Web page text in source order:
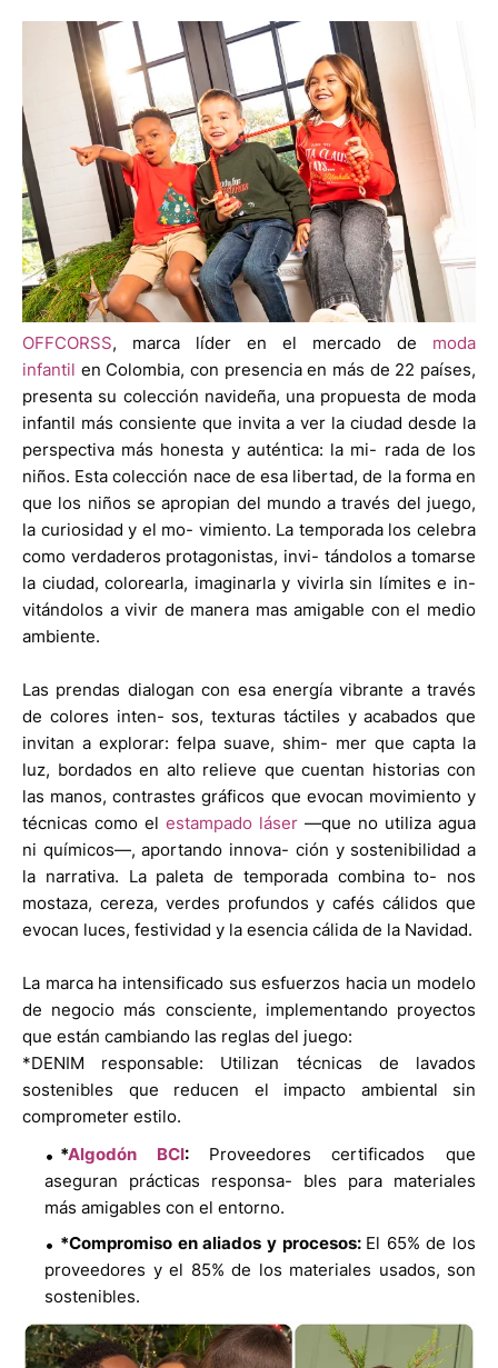
OFFCORSS, marca líder en el mercado de moda
infantil en Colombia, con presencia en más de 22 países,
presenta su colección navideña, una propuesta de moda
infantil más consiente que invita a ver la ciudad desde la
perspectiva más honesta y auténtica: la mi- rada de los
niños. Esta colección nace de esa libertad, de la forma en
que los niños se apropian del mundo a través del juego,
la curiosidad y el mo- vimiento. La temporada los celebra
como verdaderos protagonistas, invi- tándolos a tomarse
la ciudad, colorearla, imaginarla y vivirla sin límites e in-
vitándolos a vivir de manera mas amigable con el medio
ambiente.
Las prendas dialogan con esa energía vibrante a través
de colores inten- sos, texturas táctiles y acabados que
invitan a explorar: felpa suave, shim- mer que capta la
luz, bordados en alto relieve que cuentan historias con
las manos, contrastes gráficos que evocan movimiento y
técnicas como el estampado láser —que no utiliza agua
ni químicos—, aportando innova- ción y sostenibilidad a
la narrativa. La paleta de temporada combina to- nos
mostaza, cereza, verdes profundos y cafés cálidos que
evocan luces, festividad y la esencia cálida de la Navidad.
La marca ha intensificado sus esfuerzos hacia un modelo
de negocio más consciente, implementando proyectos
que están cambiando las reglas del juego:
*DENIM responsable: Utilizan técnicas de lavados
sostenibles que reducen el impacto ambiental sin
comprometer estilo.
*Algodón BCI: Proveedores certificados que
aseguran prácticas responsa- bles para materiales
más amigables con el entorno.
*Compromiso en aliados y procesos: El 65% de los
proveedores y el 85% de los materiales usados, son
sostenibles.